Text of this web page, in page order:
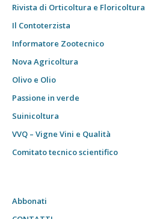
Rivista di Orticoltura e Floricoltura
Il Contoterzista
Informatore Zootecnico
Nova Agricoltura
Olivo e Olio
Passione in verde
Suinicoltura
VVQ – Vigne Vini e Qualità
Comitato tecnico scientifico
Abbonati